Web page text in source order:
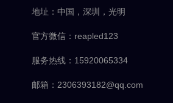
地址：中国，深圳，光明
官方微信：reapled123
服务热线：15920065334
邮箱：2306393182@qq.com